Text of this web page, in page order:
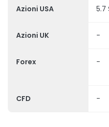
Azioni USA 5.7
Azioni UK -
Forex -
CFD -